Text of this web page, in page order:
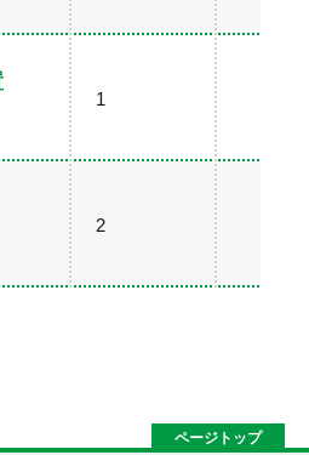
1
2
ページトップ